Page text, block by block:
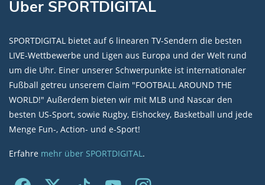
Über SPORTDIGITAL
SPORTDIGITAL bietet auf 6 linearen TV-Sendern die besten
LIVE-Wettbewerbe und Ligen aus Europa und der Welt rund
um die Uhr. Einer unserer Schwerpunkte ist internationaler
Fußball getreu unserem Claim "FOOTBALL AROUND THE
WORLD!" Außerdem bieten wir mit MLB und Nascar den
besten US-Sport, sowie Rugby, Eishockey, Basketball und jede
Menge Fun-, Action- und e-Sport!
Erfahre mehr über SPORTDIGITAL.